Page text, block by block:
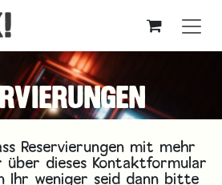
Reservierungen mit mehr
über dieses Kontaktformular
Ihr weniger seid dann bitte